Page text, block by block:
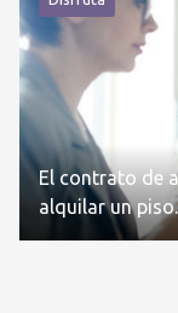
El contrato de
alquilar un piso.